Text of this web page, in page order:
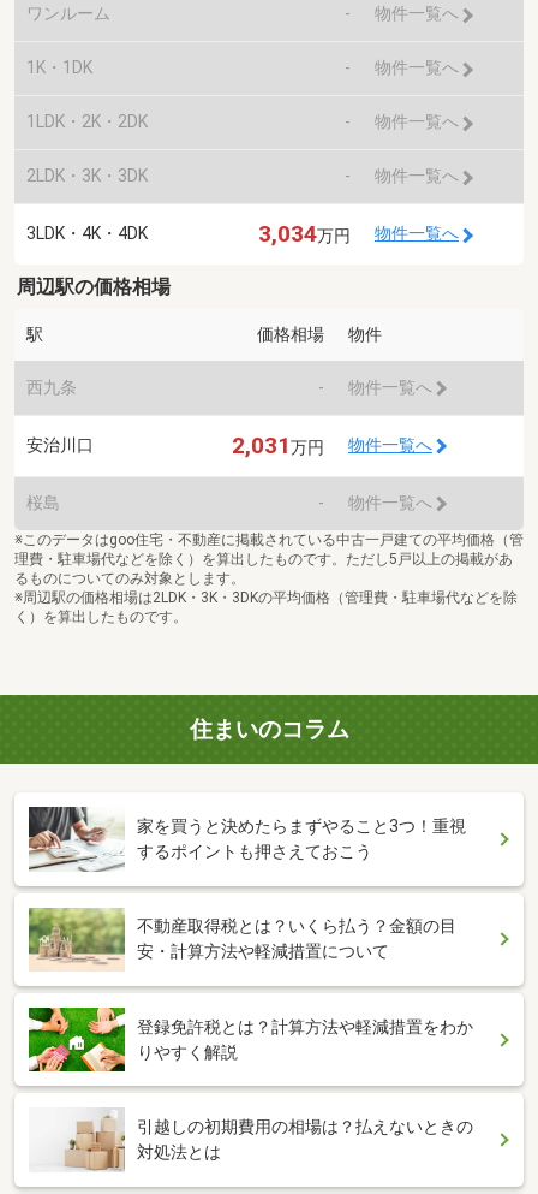
ワンルーム - 物件一覧へ
1K・1DK - 物件一覧へ
1LDK・2K・2DK - 物件一覧へ
2LDK・3K・3DK - 物件一覧へ
3LDK・4K・4DK 3,034万円 物件一覧へ
周辺駅の価格相場
駅 価格相場 物件
西九条 - 物件一覧へ
安治川口 2,031万円 物件一覧へ
桜島 - 物件一覧へ
※このデータはgoo住宅・不動産に掲載されている中古一戸建ての平均価格（管
理費・駐車場代などを除く）を算出したものです。ただし5戸以上の掲載があ
るものについてのみ対象とします。
※周辺駅の価格相場は2LDK・3K・3DKの平均価格（管理費・駐車場代などを除
く）を算出したものです。
住まいのコラム
家を買うと決めたらまずやること3つ！重視
するポイントも押さえておこう
不動産取得税とは？いくら払う？金額の目
安・計算方法や軽減措置について
登録免許税とは？計算方法や軽減措置をわか
りやすく解説
引越しの初期費用の相場は？払えないときの
対処法とは